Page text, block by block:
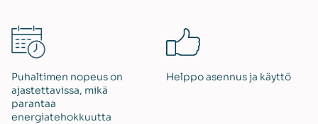
Puhaltimen nopeus on
ajastettavissa, mikä
parantaa
energiatehokkuutta
Helppo asennus ja käyttö